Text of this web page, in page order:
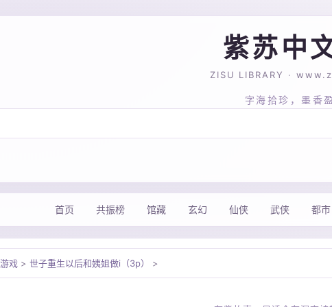
紫苏中
ZISU LIBRARY ·
字海拾珍，墨香
首页 共振榜 馆藏 玄幻 仙侠 武侠 都市
游戏 > 世子重生以后和姨姐做i（3p） >